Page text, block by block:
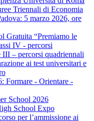
Triennali di Economia
5 marzo 2026, ore
Gratuita “Premiamo le
IV - percorsi
III – percorsi quadriennali
ai test universitari e
Formare - Orientare -
School 2026
School Expo
per l’ammissione ai